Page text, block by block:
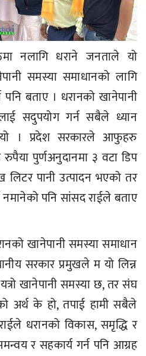
नलागि धराने जनताले यो
समस्या समाधानको लागि
बताए । धरानको खानेपानी
सदुपयोग गर्न सबैले ध्यान
। प्रदेश सरकारले आफुहरु
पुर्णअनुदानमा ३ वटा डिप
पानी उत्पादन भएको तर
पनि सांसद राईले बताए
खानेपानी समस्या समाधान
सरकार प्रमुखले म यो लिन्न
खानेपानी समस्या छ, तर संघ
अर्थ के हो, तपाई हामी सबैले
धरानको विकास, समृद्धि र
र सहकार्य गर्न पनि आग्रह